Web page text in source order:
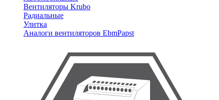
Вентиляторы Krubo
Радиальные
Улитка
Аналоги вентиляторов EbmPapst